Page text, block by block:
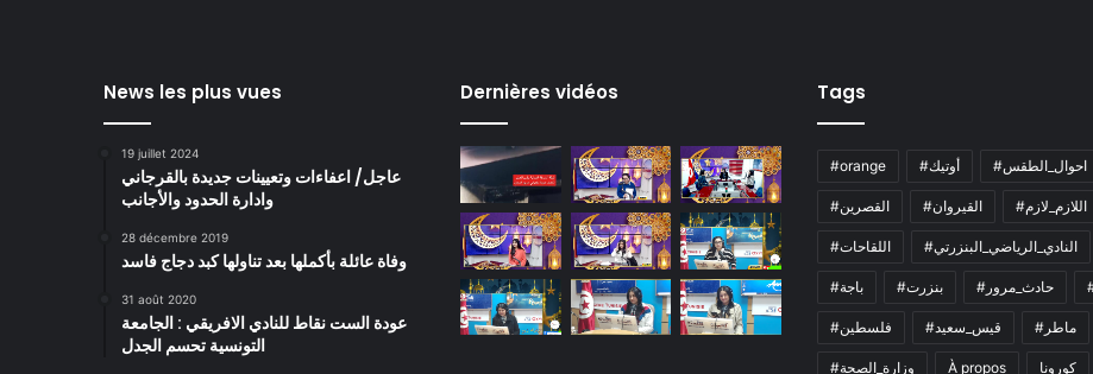
News les plus vues
19 juillet 2024
عاجل/ اعفاءات وتعيينات جديدة بالقرجاني
وادارة الحدود والأجانب
28 décembre 2019
وفاة عائلة بأكملها بعد تناولها كبد دجاج فاسد
31 août 2020
عودة الست نقاط للنادي الافريقي : الجامعة
التونسية تحسم الجدل
Dernières vidéos Tags
#orange #أوتيك #احوال_الطقس
#القصرين #القيروان #اللازم_لازم
#اللقاحات #النادي_الرياضي_البنزرتي
#باجة #بنزرت #حادث_مرور
#فلسطين #قيس_سعيد #ماطر
#وزارة_الصحة À propos كورونا